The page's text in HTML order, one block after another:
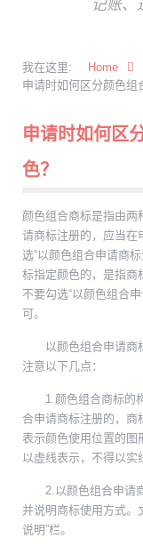
记账、
我在这里: Home
申请时如何区分颜色组
申请时如何区
色？
颜色组合商标是指由两
请商标注册的，应当在
选“以颜色组合申请商
标指定颜色的，是指商
不要勾选“以颜色组合
可。
以颜色组合申请商标
注意以下几点：
1.颜色组合商标的构
合申请商标注册的，商
表示颜色使用位置的图
以虚线表示，不得以实
2.以颜色组合申请商
并说明商标使用方式。
说明”栏。